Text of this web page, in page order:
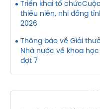
Triển khai tổ
thiếu niên, nhi đồng
2026
Thông báo về Giải
Nhà nước về khoa
đợt 7